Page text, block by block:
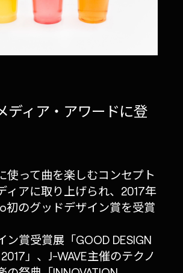
ディア・アワードに登
使って曲を楽しむコンセプト
ィアに取り上げられ、2017年
初のグッドデザイン賞を受賞
ン賞受賞展「GOOD DESIGN
」、J-WAVE主催のテクノ